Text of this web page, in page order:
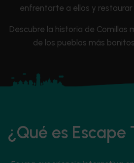
enfrentarte a ellos y
Descubre la historia de Comillas
de los pueblos más
¿Qué es Escape